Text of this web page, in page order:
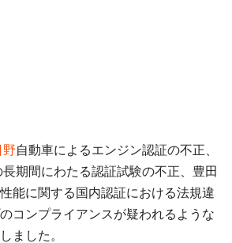
野自動車によるエンジン認証の不正、
期間にわたる認証試験の不正、豊田
能に関する国内認証における法規違
コンプライアンスが疑われるような
ました。